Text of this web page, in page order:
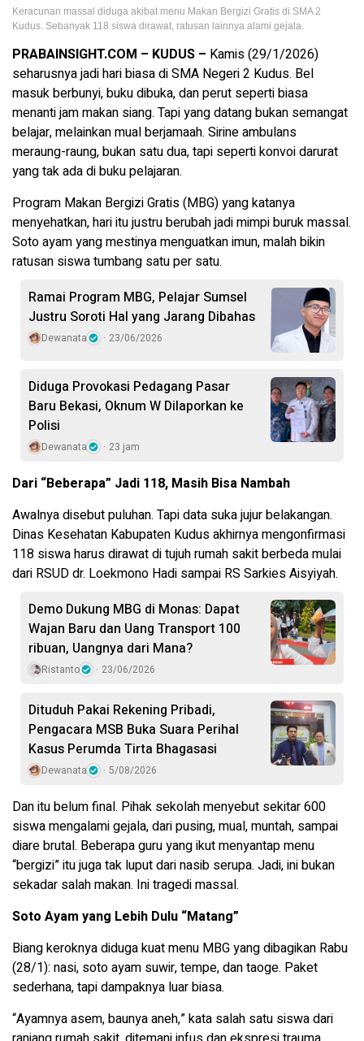
Keracunan massal diduga akibat menu Makan Bergizi Gratis di SMA 2
Kudus. Sebanyak 118 siswa dirawat, ratusan lainnya alami gejala.
PRABAINSIGHT.COM – KUDUS – Kamis (29/1/2026)
seharusnya jadi hari biasa di SMA Negeri 2 Kudus. Bel
masuk berbunyi, buku dibuka, dan perut seperti biasa
menanti jam makan siang. Tapi yang datang bukan semangat
belajar, melainkan mual berjamaah. Sirine ambulans
meraung-raung, bukan satu dua, tapi seperti konvoi darurat
yang tak ada di buku pelajaran.
Program Makan Bergizi Gratis (MBG) yang katanya
menyehatkan, hari itu justru berubah jadi mimpi buruk massal.
Soto ayam yang mestinya menguatkan imun, malah bikin
ratusan siswa tumbang satu per satu.
Ramai Program MBG, Pelajar Sumsel
Justru Soroti Hal yang Jarang Dibahas
Dewanata 23/06/2026
Diduga Provokasi Pedagang Pasar
Baru Bekasi, Oknum W Dilaporkan ke
Polisi
Dewanata 23 jam
Dari “Beberapa” Jadi 118, Masih Bisa Nambah
Awalnya disebut puluhan. Tapi data suka jujur belakangan.
Dinas Kesehatan Kabupaten Kudus akhirnya mengonfirmasi
118 siswa harus dirawat di tujuh rumah sakit berbeda mulai
dari RSUD dr. Loekmono Hadi sampai RS Sarkies Aisyiyah.
Demo Dukung MBG di Monas: Dapat
Wajan Baru dan Uang Transport 100
ribuan, Uangnya dari Mana?
Ristanto 23/06/2026
Dituduh Pakai Rekening Pribadi,
Pengacara MSB Buka Suara Perihal
Kasus Perumda Tirta Bhagasasi
Dewanata 5/08/2026
Dan itu belum final. Pihak sekolah menyebut sekitar 600
siswa mengalami gejala, dari pusing, mual, muntah, sampai
diare brutal. Beberapa guru yang ikut menyantap menu
“bergizi” itu juga tak luput dari nasib serupa. Jadi, ini bukan
sekadar salah makan. Ini tragedi massal.
Soto Ayam yang Lebih Dulu “Matang”
Biang keroknya diduga kuat menu MBG yang dibagikan Rabu
(28/1): nasi, soto ayam suwir, tempe, dan taoge. Paket
sederhana, tapi dampaknya luar biasa.
“Ayamnya asem, baunya aneh,” kata salah satu siswa dari